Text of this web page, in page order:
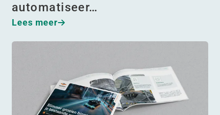
automatiseer…
Lees meer